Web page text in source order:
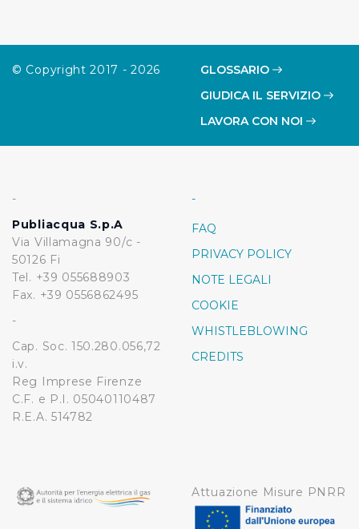
© Copyright 2017 - 2026
GLOSSARIO
GIUDICA IL SERVIZIO
LAVORA CON NOI
-
Publiacqua S.p.A
Via Villamagna 90/c -
50126 Fi
Tel. +39 055688903
Fax. +39 0556862495
-
Cap. Soc. 150.280.056,72
i.v.
Reg Imprese Firenze
C.F. e P.I. 05040110487
R.E.A. 514782
-
FAQ
PRIVACY POLICY
NOTE LEGALI
COOKIE
WHISTLEBLOWING
CREDITS
Attuazione Misure PNRR